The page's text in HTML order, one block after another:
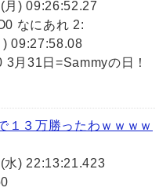
月) 09:26:52.27
なにあれ 2:
09:27:58.08
3月31日=Sammyの日！
１３万勝ったわｗｗｗｗ
水) 22:13:21.423